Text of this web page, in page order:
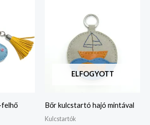
felhő
ELFOGYOTT
Bőr kulcstartó hajó mintával
Kulcstartók